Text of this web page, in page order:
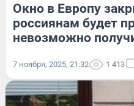
Окно в Европу
россиянам будет
невозможно
7 ноября, 2025, 21:32 1 413